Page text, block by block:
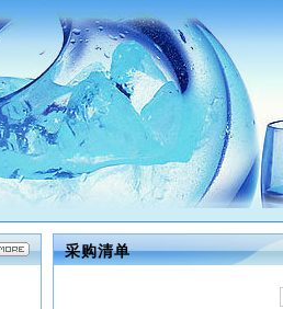
采购清单